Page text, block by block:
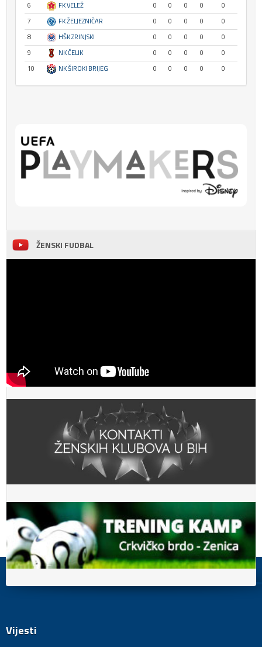
6
FK VELEŽ 0 0 0 0
0
7
FK ŽELJEZNIČAR 0 0 0 0
0
8
HŠK ZRINJSKI 0 0 0 0
0
9
NK ČELIK 0 0 0 0
0
10
NK ŠIROKI BRIJEG 0 0 0 0 0
ŽENSKI FUDBAL
Vijesti